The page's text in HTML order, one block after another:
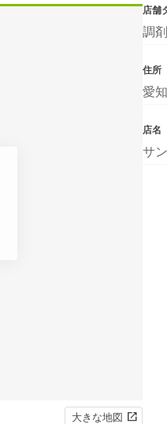
大きな地図
店舗
調
住所
愛
店名
サ